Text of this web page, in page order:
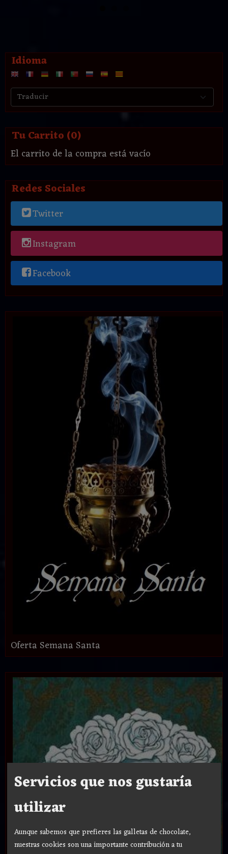
Idioma
Tu Carrito (0)
El carrito de la compra está vacío
Redes Sociales
Twitter
Instagram
Facebook
Oferta Semana Santa
Servicios que nos gustaría
utilizar
Aunque sabemos que prefieres las galletas de chocolate,
nuestras cookies son una importante contribución a tu